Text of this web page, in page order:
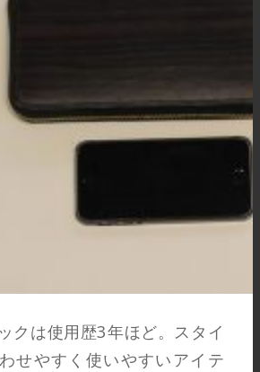
クは使用歴3年ほど。スタイ
せやすく使いやすいアイテ